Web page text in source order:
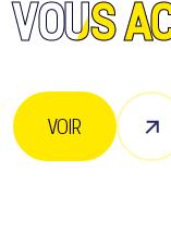
VOUS
VOIR